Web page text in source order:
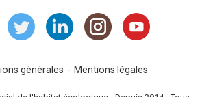
générales Mentions légales